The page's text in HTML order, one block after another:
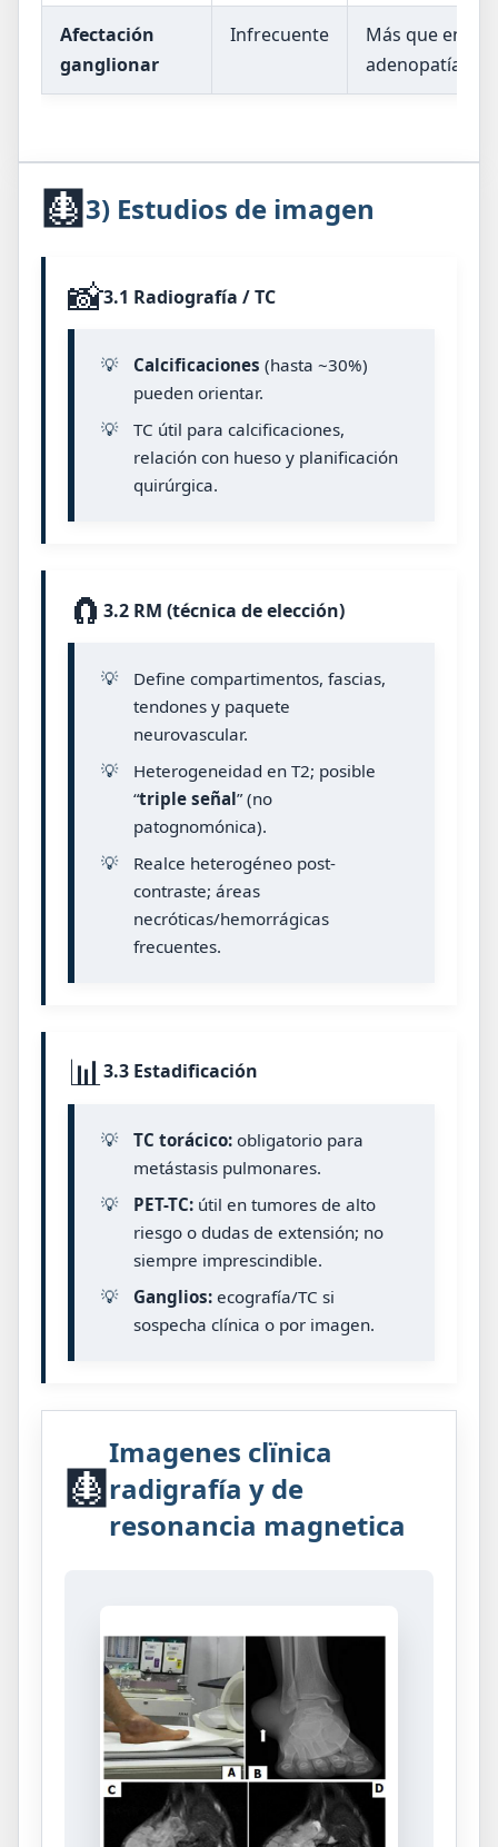
Afectación
ganglionar
Infrecuente
Más que en
adenopatías,
🩻3) Estudios de imagen
📸3.1 Radiografía / TC
💡 Calcificaciones (hasta ~30%)
pueden orientar.
💡
TC útil para calcificaciones,
relación con hueso y planificación
quirúrgica.
🧲 3.2 RM (técnica de elección)
💡
Define compartimentos, fascias,
tendones y paquete
neurovascular.
💡
Heterogeneidad en T2; posible
“triple señal” (no
patognomónica).
💡
Realce heterogéneo post-
contraste; áreas
necróticas/hemorrágicas
frecuentes.
📊3.3 Estadificación
💡 TC torácico:obligatorio para
metástasis pulmonares.
💡
PET-TC:útil en tumores de alto
riesgo o dudas de extensión; no
siempre imprescindible.
💡
Ganglios:ecografía/TC si
sospecha clínica o por imagen.
🩻
Imagenes clïnica
radigrafía y de
resonancia magnetica